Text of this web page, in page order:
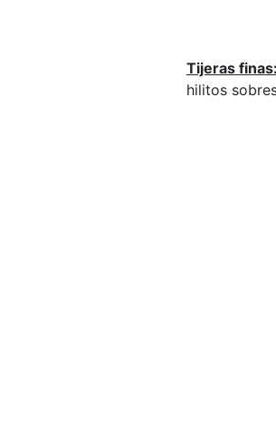
Tijeras finas:
hilitos